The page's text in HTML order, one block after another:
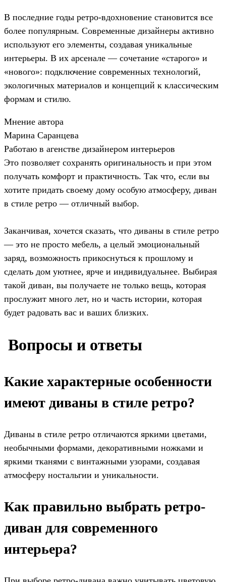
В последние годы ретро-вдохновение становится все
более популярным. Современные дизайнеры активно
используют его элементы, создавая уникальные
интерьеры. В их арсенале — сочетание «старого» и
«нового»: подключение современных технологий,
экологичных материалов и концепций к классическим
формам и стилю.
Мнение автора
Марина Саранцева
Работаю в агенстве дизайнером интерьеров
Это позволяет сохранять оригинальность и при этом
получать комфорт и практичность. Так что, если вы
хотите придать своему дому особую атмосферу, диван
в стиле ретро — отличный выбор.
Заканчивая, хочется сказать, что диваны в стиле ретро
— это не просто мебель, а целый эмоциональный
заряд, возможность прикоснуться к прошлому и
сделать дом уютнее, ярче и индивидуальнее. Выбирая
такой диван, вы получаете не только вещь, которая
прослужит много лет, но и часть истории, которая
будет радовать вас и ваших близких.
️ Вопросы и ответы
Какие характерные особенности
имеют диваны в стиле ретро?
Диваны в стиле ретро отличаются яркими цветами,
необычными формами, декоративными ножками и
яркими тканями с винтажными узорами, создавая
атмосферу ностальгии и уникальности.
Как правильно выбрать ретро-
диван для современного
интерьера?